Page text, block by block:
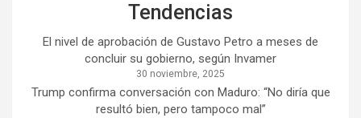
Tendencias
El nivel de aprobación de Gustavo Petro a meses de
concluir su gobierno, según Invamer
30 noviembre, 2025
Trump confirma conversación con Maduro: “No diría que
resultó bien, pero tampoco mal”